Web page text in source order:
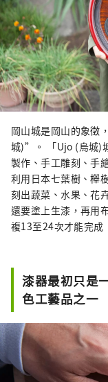
岡山城是岡山的象徵
城)”。 「Ujo (烏城)
製作、手工雕刻、手
利用日本七葉樹、櫸
刻出蔬菜、水果、花
還要塗上生漆，再用
複13至24次才能完
漆器最初只是
色工藝品之一